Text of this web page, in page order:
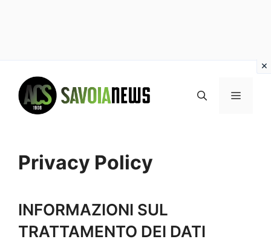
contenuto
MENU
Privacy Policy
INFORMAZIONI SUL
TRATTAMENTO DEI DATI